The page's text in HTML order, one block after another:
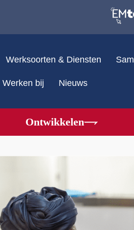
Werksoorten & Diensten
Industrieel
Buiten
Logistiek
Arbeidsmatige
Detacheren
Werken bij Nieuws
Ontwikkelen